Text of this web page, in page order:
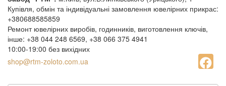
Купівля, обмін та індивідуальні замовлення ювелірних прикрас:
+380688585859
Ремонт ювелірних виробів, годинників, виготовлення ключів,
інше: +38 044 248 6569, +38 066 375 4941
10:00-19:00 без вихідних
shop@rtm-zoloto.com.ua